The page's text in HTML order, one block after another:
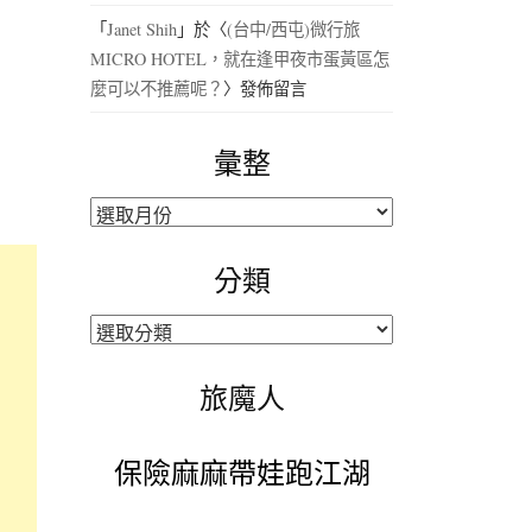
「Janet Shih 」於〈(台中/西屯)微行旅
MICRO HOTEL，就在逢甲夜市蛋黃區怎
麼可以不推薦呢？ 〉發佈留言
彙整
彙
分類
分
旅魔人
保險麻麻帶娃跑江湖